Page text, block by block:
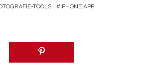
TOOLS IPHONE APP